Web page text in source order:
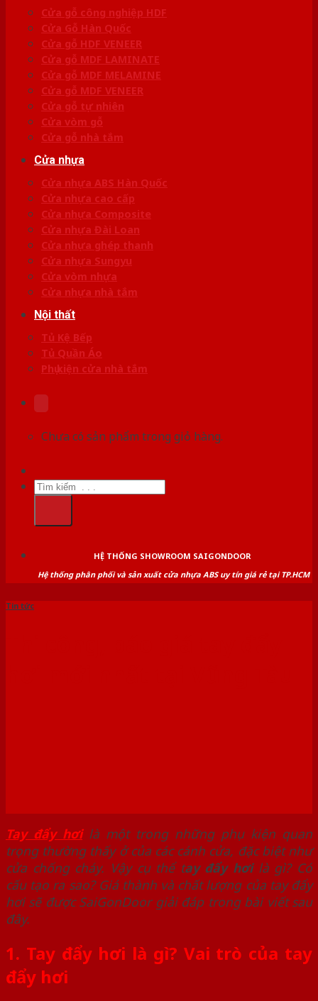
Cửa gỗ công nghiệp HDF
Cửa Gỗ Hàn Quốc
Cửa gỗ HDF VENEER
Cửa gỗ MDF LAMINATE
Cửa gỗ MDF MELAMINE
Cửa gỗ MDF VENEER
Cửa gỗ tự nhiên
Cửa vòm gỗ
Cửa gỗ nhà tắm
Cửa nhựa
Cửa nhựa ABS Hàn Quốc
Cửa nhựa cao cấp
Cửa nhựa Composite
Cửa nhựa Đài Loan
Cửa nhựa ghép thanh
Cửa nhựa Sungyu
Cửa vòm nhựa
Cửa nhựa nhà tắm
Nội thất
Tủ Kệ Bếp
Tủ Quần Áo
Phụ kiện cửa nhà tắm
Chưa có sản phẩm trong giỏ hàng.
Tìm
kiếm:
HỆ THỐNG SHOWROOM SAIGONDOOR
Hệ thống phân phối và sản xuất cửa nhựa ABS uy tín giá rẻ tại TP.HCM
Tin tức
Tay đẩy hơilà một trong những phụ kiện quan
trọng thường thấy ở của các cánh cửa, đặc biệt như
cửa chống cháy. Vậy cụ thể tay đẩy hơilà gì? Có
cấu tạo ra sao? Giá thành và chất lượng của tay đẩy
hơi sẽ được SaiGonDoor giải đáp trong bài viết sau
đây.
1. Tay đẩy hơi là gì? Vai trò của tay
đẩy hơi